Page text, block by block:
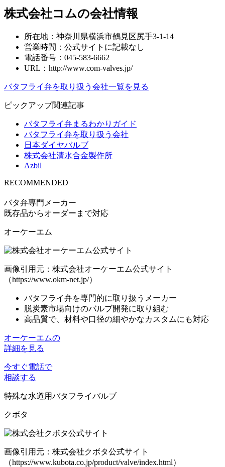
株式会社コムの会社情報
所在地：神奈川県横浜市鶴見区尻手3-1-14
営業時間：公式サイトに記載なし
電話番号：045-583-6662
URL：http://www.com-valves.jp/
バタフライ弁を取り扱う会社一覧を見る
ピックアップ関連記事
バタフライ弁まるわかりガイド
バタフライ弁を取り扱う会社
日本ダイヤバルブ
株式会社清水合金製作所
Azbil
RECOMMENDED
バタ弁専門メーカー
既存品からオーダーまで対応
オーケーエム
画像引用元：株式会社オーケーエム公式サイト
（https://www.okm-net.jp/）
バタフライ弁を専門的に取り扱う メーカー
脱炭素市場向けのバルブ開発に取り組む
高品質で、材料や口径の細やかなカスタムにも対応
オーケーエムの
詳細を見る
今すぐ電話で
相談する
特殊な水道用バタフライバルブ
クボタ
画像引用元：株式会社クボタ公式サイト
（https://www.kubota.co.jp/product/valve/index.html）